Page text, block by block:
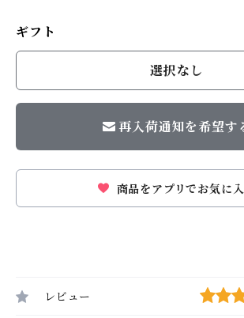
ギフト
選択なし
再入荷通知を希望す
商品をアプリでお気に入
レビュー